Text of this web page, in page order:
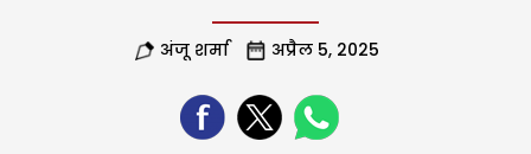
अंजू शर्मा अप्रैल 5, 2025